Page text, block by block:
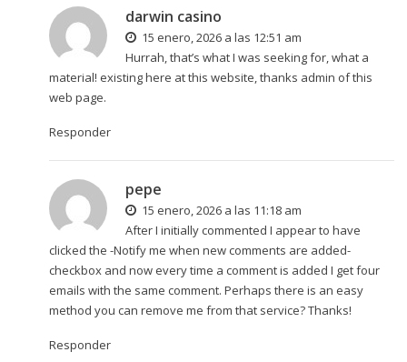
darwin casino
15 enero, 2026 a las 12:51 am
Hurrah, that’s what I was seeking for, what a
material! existing here at this website, thanks admin of this
web page.
Responder
pepe
15 enero, 2026 a las 11:18 am
After I initially commented I appear to have
clicked the -Notify me when new comments are added-
checkbox and now every time a comment is added I get four
emails with the same comment. Perhaps there is an easy
method you can remove me from that service? Thanks!
Responder